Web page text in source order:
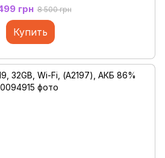
грн 8 500 грн
Купить